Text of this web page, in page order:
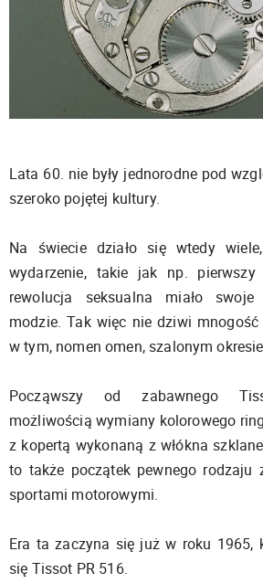
Lata 60. nie były jednorodne pod
szeroko pojętej kultury.
Na świecie działo się wtedy
wydarzenie, takie jak np.
rewolucja seksualna miało swoje
modzie. Tak więc nie dziwi
w tym, nomen omen, szalonym
Począwszy od zabawnego
możliwością wymiany kolorowego
z kopertą wykonaną z włókna
to także początek pewnego rodzaju
sportami motorowymi.
Era ta zaczyna się już w roku 1965,
się Tissot PR 516.